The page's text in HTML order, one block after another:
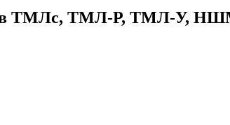
ТМЛс, ТМЛ-Р, ТМЛ-У,